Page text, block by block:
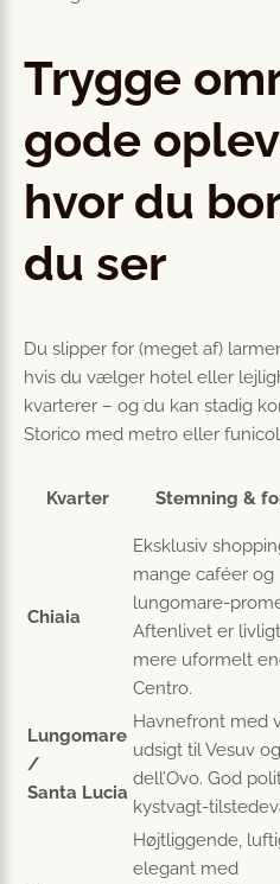
Trygge
gode
hvor du
du ser
Du slipper for (meget af)
hvis du vælger hotel eller
kvarterer – og du kan stadig
Storico med metro eller
Kvarter Stemning &
Chiaia
Eksklusiv
mange caféer og
lungomare-
Aftenlivet er
mere uformelt
Centro.
Lungomare
/
Santa Lucia
Havnefront med
udsigt til Vesuv
dell’Ovo. God
kystvagt-
Højtliggende,
elegant med